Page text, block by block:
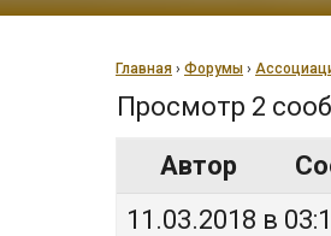
Главная › Форумы ›
Просмотр 2
Автор
11.03.2018 в